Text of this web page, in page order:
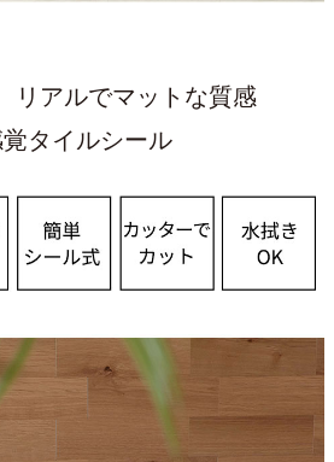
リアルでマットな質感
タイルシール